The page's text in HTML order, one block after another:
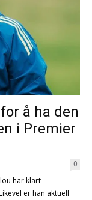
å ha den
i Premier
0
har klart
er han aktuell